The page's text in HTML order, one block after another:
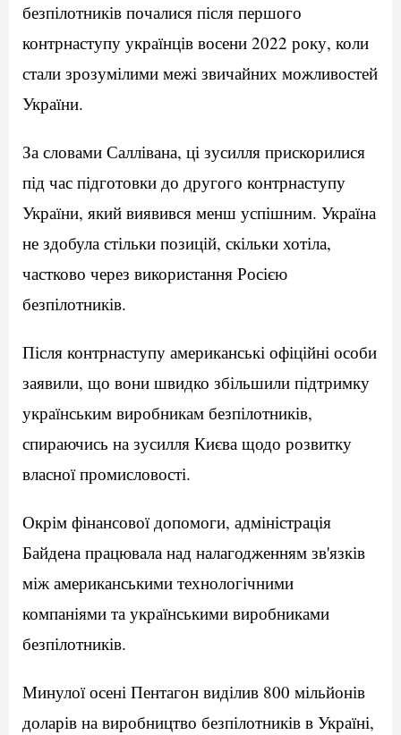
безпілотників почалися після першого
контрнаступу українців восени 2022 року, коли
стали зрозумілими межі звичайних можливостей
України.
За словами Саллівана, ці зусилля прискорилися
під час підготовки до другого контрнаступу
України, який виявився менш успішним. Україна
не здобула стільки позицій, скільки хотіла,
частково через використання Росією
безпілотників.
Після контрнаступу американські офіційні особи
заявили, що вони швидко збільшили підтримку
українським виробникам безпілотників,
спираючись на зусилля Києва щодо розвитку
власної промисловості.
Окрім фінансової допомоги, адміністрація
Байдена працювала над налагодженням зв'язків
між американськими технологічними
компаніями та українськими виробниками
безпілотників.
Минулої осені Пентагон виділив 800 мільйонів
доларів на виробництво безпілотників в Україні,